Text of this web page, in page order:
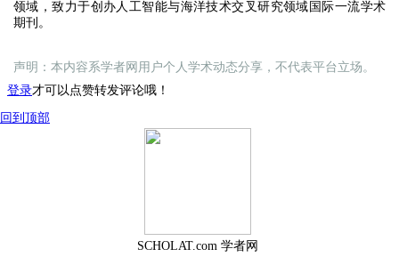
领域，致力于创办人工智能与海洋技术交叉研究领域国际一流学术
期刊。
声明：本内容系学者网用户个人学术动态分享，不代表平台立场。
登录才可以点赞转发评论哦！
回到顶部
SCHOLAT.com 学者网